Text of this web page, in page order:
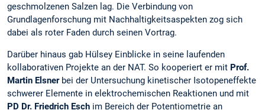
geschmolzenen Salzen lag. Die Verbindung von
Grundlagenforschung mit Nachhaltigkeitsaspekten zog sich
dabei als roter Faden durch seinen Vortrag.
Darüber hinaus gab Hülsey Einblicke in seine laufenden
kollaborativen Projekte an der NAT. So kooperiert er mit Prof.
Martin Elsnerbei der Untersuchung kinetischer Isotopeneffekte
schwerer Elemente in elektrochemischen Reaktionen und mit
PD Dr. Friedrich Esch im Bereich der Potentiometrie an